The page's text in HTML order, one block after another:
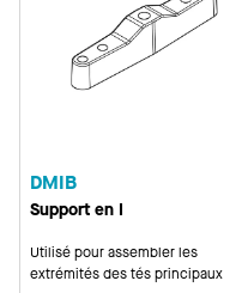
DMIB
Support en I
Utilisé pour assembler les
extrémités des tés principaux